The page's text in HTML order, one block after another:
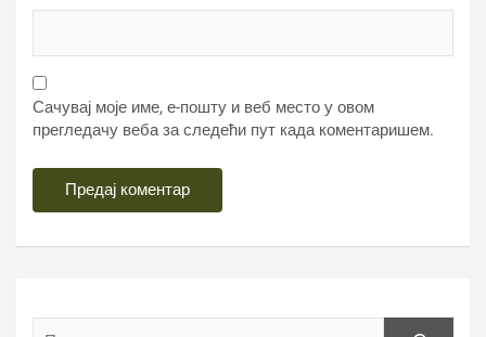
Сачувај моје име, е-пошту и веб место у овом
прегледачу веба за следећи пут када коментаришем.